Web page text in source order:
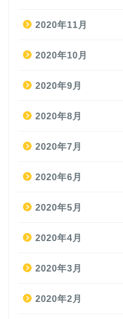
2020年11月
2020年10月
2020年9月
2020年8月
2020年7月
2020年6月
2020年5月
2020年4月
2020年3月
2020年2月